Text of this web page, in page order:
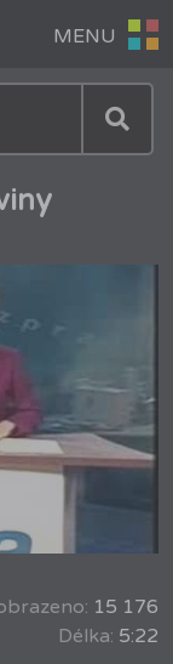
15 176
Délka: 5:22